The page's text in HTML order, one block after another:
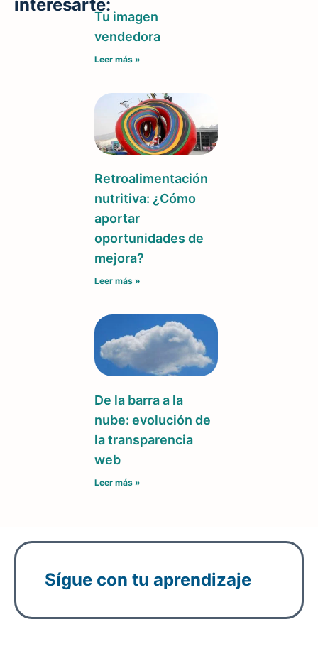
interesarte:
Tu imagen
vendedora
Leer más »
Retroalimentación
nutritiva: ¿Cómo
aportar
oportunidades de
mejora?
Leer más »
De la barra a la
nube: evolución de
la transparencia
web
Leer más »
Sígue con tu aprendizaje